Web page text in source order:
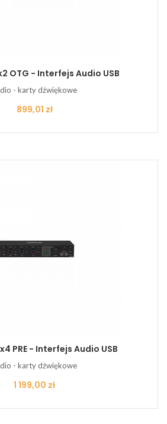
OTG - Interfejs Audio USB
- karty dźwiękowe
Cena
899,01 zł
PRE - Interfejs Audio USB
- karty dźwiękowe
Cena
1 199,00 zł